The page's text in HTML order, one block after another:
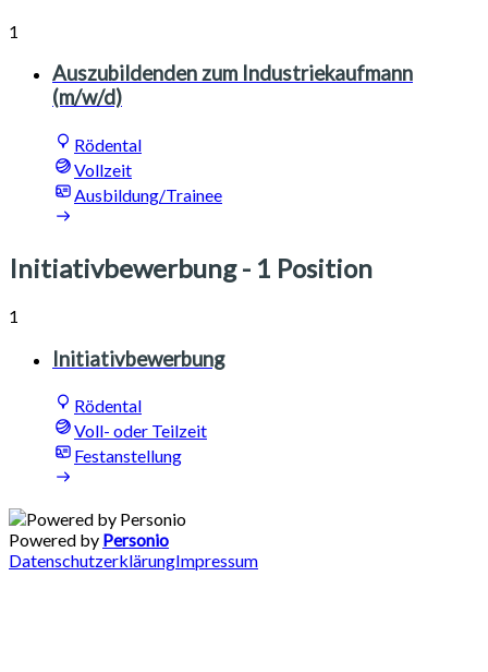
1
Auszubildenden zum Industriekaufmann
(m/w/d)
Rödental
Vollzeit
Ausbildung/Trainee
Initiativbewerbung- 1 Position
1
Initiativbewerbung
Rödental
Voll- oder Teilzeit
Festanstellung
Powered by Personio
DatenschutzerklärungImpressum